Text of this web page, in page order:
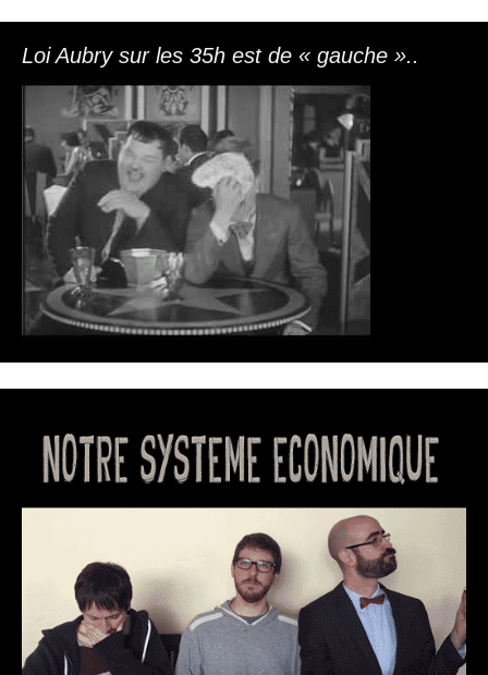
Loi Aubry sur les 35h est de « gauche »..